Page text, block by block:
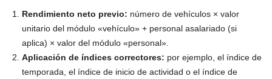
Rendimiento neto previo: número de vehículos × valor
unitario del módulo «vehículo» + personal asalariado (si
aplica) × valor del módulo «personal».
Aplicación de índices correctores: por ejemplo, el índice de
temporada, el índice de inicio de actividad o el índice de